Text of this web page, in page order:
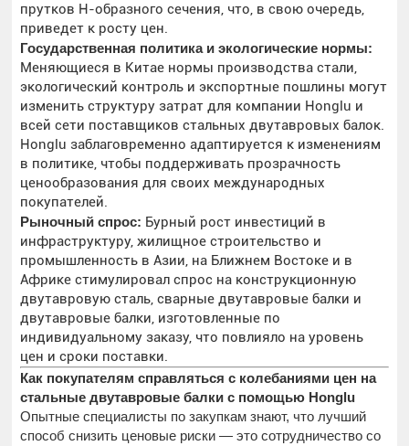
прутков H-образного сечения, что, в свою очередь,
приведет к росту цен.
Государственная политика и экологические нормы:
Меняющиеся в Китае нормы производства стали,
экологический контроль и экспортные пошлины могут
изменить структуру затрат для компании Honglu и
всей сети поставщиков стальных двутавровых балок.
Honglu заблаговременно адаптируется к изменениям
в политике, чтобы поддерживать прозрачность
ценообразования для своих международных
покупателей.
Рыночный спрос: Бурный рост инвестиций в
инфраструктуру, жилищное строительство и
промышленность в Азии, на Ближнем Востоке и в
Африке стимулировал спрос на конструкционную
двутавровую сталь, сварные двутавровые балки и
двутавровые балки, изготовленные по
индивидуальному заказу, что повлияло на уровень
цен и сроки поставки.
Как покупателям справляться с колебаниями цен на
стальные двутавровые балки с помощью Honglu
Опытные специалисты по закупкам знают, что лучший
способ снизить ценовые риски — это сотрудничество со